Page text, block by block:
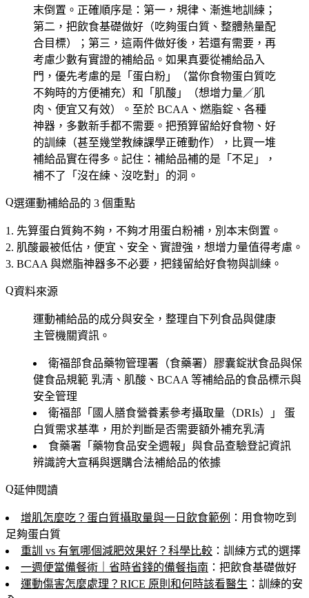
末倒置。正確順序是：第一，規律、漸進地訓練；
第二，把飲食基礎做好（吃夠蛋白質、整體熱量配
合目標）；第三，這兩件做好後，若還有需要，再
考慮少數有實證的補給品。如果真要從補給品入
門，優先考慮的是「蛋白粉」（當你食物蛋白質吃
不夠時的方便補充）和「肌酸」（想增力量／肌
肉、便宜又有效）。至於 BCAA、燃脂錠、各種
神器，多數新手都不需要。把預算留給好食物、好
的訓練（甚至幾堂教練課學正確動作），比買一堆
補給品實在得多。記住：補給品補的是「不足」，
補不了「沒在練、沒吃對」的洞。
選運動補給品的 3 個重點
先算蛋白質夠不夠 ，不夠才用蛋白粉補，別本末倒置。
肌酸最被低估 ，便宜、安全、實證強，想增力量值得考慮。
BCAA 與燃脂神器多不必要 ，把錢留給好食物與訓練。
資料來源
運動補給品的成分與安全，整理自下列食品與健康
主管機關資訊。
衛福部食品藥物管理署（食藥署）膠囊錠狀食品與保
健食品規範 乳清、肌酸、BCAA 等補給品的食品標示與
安全管理
衛福部「國人膳食營養素參考攝取量（DRIs）」
蛋
白質需求基準，用於判斷是否需要額外補充乳清
食藥署「藥物食品安全週報」與食品查驗登記資訊
辨識誇大宣稱與選購合法補給品的依據
延伸閱讀
增肌怎麼吃？蛋白質攝取量與一日飲食範例 ：用食物吃到
足夠蛋白質
重訓 vs 有氧哪個減肥效果好？科學比較 ：訓練方式的選擇
一週便當備餐術｜省時省錢的備餐指南 ：把飲食基礎做好
運動傷害怎麼處理？RICE 原則和何時該看醫生 ：訓練的安